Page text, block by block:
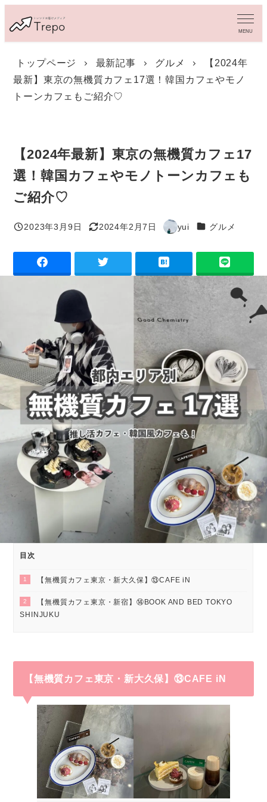
イ
MENU
トップページ 最新記事 グルメ
【2024年
最新】東京の無機質カフェ17選！韓国カフェやモノ
トーンカフェもご紹介♡
【2024年最新】東京の無機質カフェ17
選！韓国カフェやモノトーンカフェも
ご紹介♡
投稿日
2023年3月9日
更新日
2024年2月7日
著
yui カテゴリー
グルメ
目次
1 【無機質カフェ東京・新大久保】⑬CAFE iN
2
【無機質カフェ東京・新宿】⑭BOOK AND BED TOKYO
SHINJUKU
【無機質カフェ東京・新大久保】⑬CAFE iN